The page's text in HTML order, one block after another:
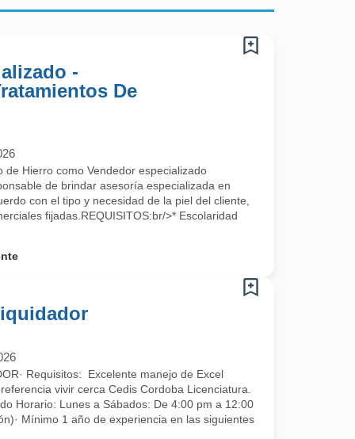
-
De
de Hierro como Vendedor especializado
de brindar asesoría especializada en
con el tipo y necesidad de la piel del cliente,
fijadas.REQUISITOS:br/>* Escolaridad
Requisitos: Excelente manejo de Excel
vivir cerca Cedis Cordoba Licenciatura.
Horario: Lunes a Sábados: De 4:00 pm a 12:00
Mínimo 1 año de experiencia en las siguientes